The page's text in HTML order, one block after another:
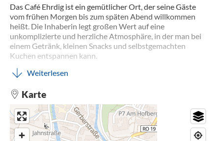
Das Café Ehrdig ist ein gemütlicher Ort, der seine Gäste
vom frühen Morgen bis zum späten Abend willkommen
heißt. Die Inhaberin legt großen Wert auf eine
unkomplizierte und herzliche Atmosphäre, in der man bei
einem Getränk, kleinen Snacks und selbstgemachten
Kuchen entspannen kann.
Weiterlesen
Karte